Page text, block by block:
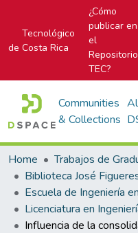
Tecnológico
de Costa Rica
¿Cómo
publicar en
el
Repositorio
TEC?
Communities
& Collections
Home
Trabajos de